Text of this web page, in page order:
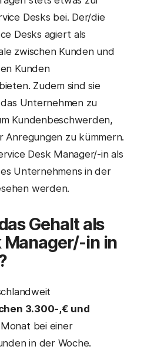
Desks bei. Der/die
Desks agiert als
zwischen Kunden und
Kunden
Zudem sind sie
Unternehmen zu
Kundenbeschwerden,
Anregungen zu kümmern.
Desk Manager/-in als
Unternehmens in der
werden.
Gehalt als
Manager/-in in
3.300-,€ und
bei einer
in der Woche.